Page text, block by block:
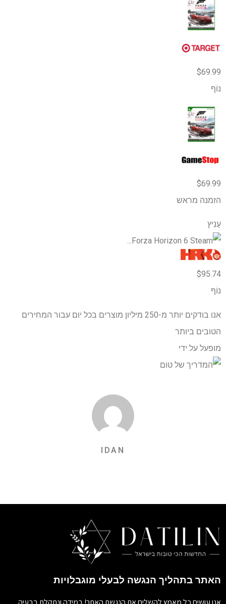
$69.99
נוֹף
$69.99
הזמנה מראש
עָנִיץ
$95.74
נוֹף
אנו בודקים יותר מ-250 מיליון מוצרים בכל יום עבור המחירים
הטובים ביותר
מופעל על ידי
IDAN
האתר בתהליך הנגשה לבעלי מוגבלויות